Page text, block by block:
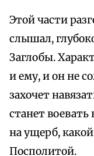
Этой части
слышал,
Заглобы.
и ему, и он не
захочет
станет воевать
на ущерб,
Посполитой.